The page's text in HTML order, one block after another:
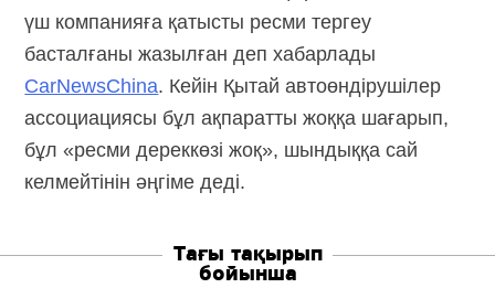
үш компанияға қатысты ресми тергеу
басталғаны жазылған деп хабарлады
CarNewsChina. Кейін Қытай автоөндірушілер
ассоциациясы бұл ақпаратты жоққа шағарып,
бұл «ресми дереккөзі жоқ», шындыққа сай
келмейтінін әңгіме деді.
Тағы тақырып
бойынша